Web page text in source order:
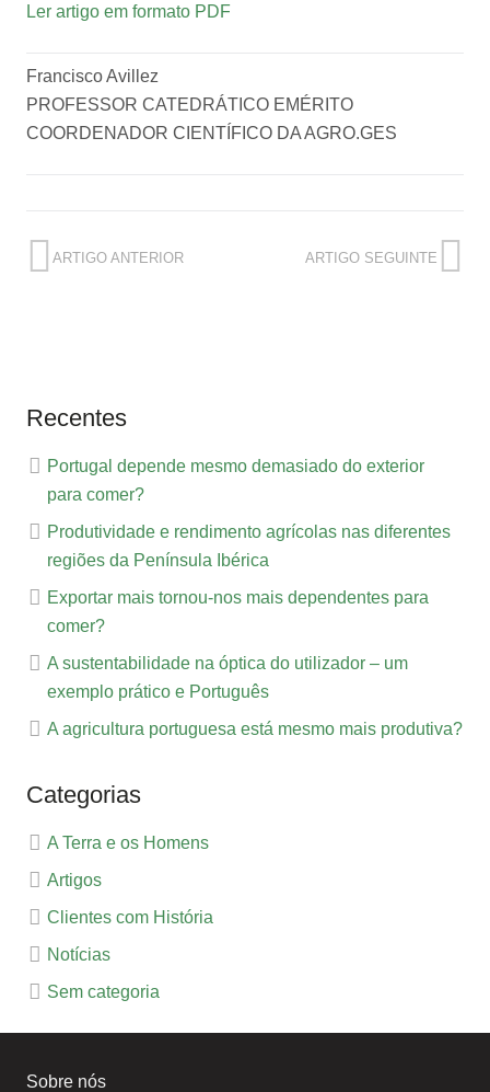
Ler artigo em formato PDF
Francisco Avillez
PROFESSOR CATEDRÁTICO EMÉRITO
COORDENADOR CIENTÍFICO DA AGRO.GES
ARTIGO ANTERIOR ARTIGO SEGUINTE
Recentes
Portugal depende mesmo demasiado do exterior
para comer?
Produtividade e rendimento agrícolas nas diferentes
regiões da Península Ibérica
Exportar mais tornou-nos mais dependentes para
comer?
A sustentabilidade na óptica do utilizador – um
exemplo prático e Português
A agricultura portuguesa está mesmo mais produtiva?
Categorias
A Terra e os Homens
Artigos
Clientes com História
Notícias
Sem categoria
Sobre nós